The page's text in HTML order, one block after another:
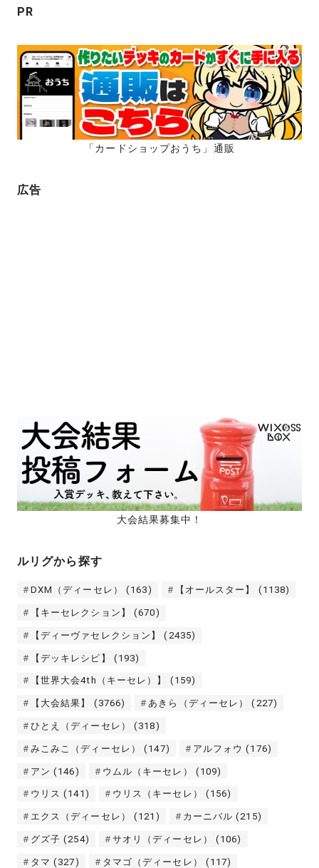
ン
PR
「カードショップおうち」通販
広告
大会結果募集中！
ルリグから探す
DXM（ディーセレ） (163) 【オールスター】 (1138)
【キーセレクション】 (670)
【ディーヴァセレクション】 (2435)
【デッキレシピ】 (193)
【世界大会4th（キーセレ）】 (159)
【大会結果】 (3766) あきら（ディーセレ） (227)
ひとえ（ディーセレ） (318)
みこみこ（ディーセレ） (147) アルフォウ (176)
アン (146) ウムル（キーセレ） (109)
ウリス (141) ウリス（キーセレ） (156)
エクス（ディーセレ） (121) カーニバル (215)
グズ子 (254) サオリ（ディーセレ） (106)
タマ (327) タマゴ（ディーセレ） (117)